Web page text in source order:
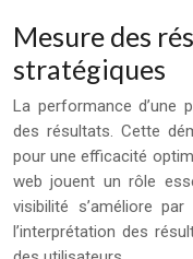
Mesure des
stratégiques
La performance d’une
des résultats. Cette
pour une efficacité
web jouent un rôle
visibilité s’améliore
l’interprétation des